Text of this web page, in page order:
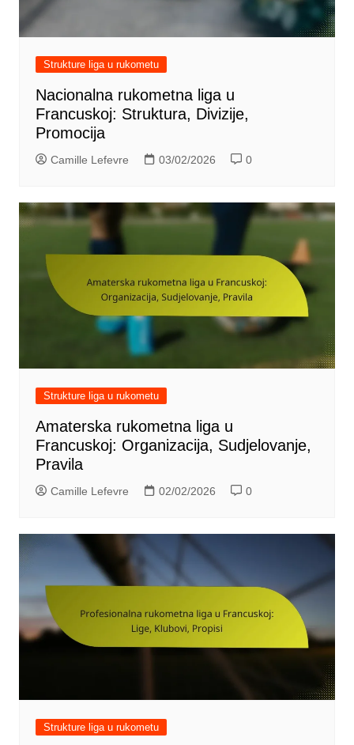
Strukture liga u rukometu
Nacionalna rukometna liga u
Francuskoj: Struktura, Divizije,
Promocija
Camille Lefevre 03/02/2026 0
Strukture liga u rukometu
Amaterska rukometna liga u
Francuskoj: Organizacija, Sudjelovanje,
Pravila
Camille Lefevre 02/02/2026 0
Strukture liga u rukometu